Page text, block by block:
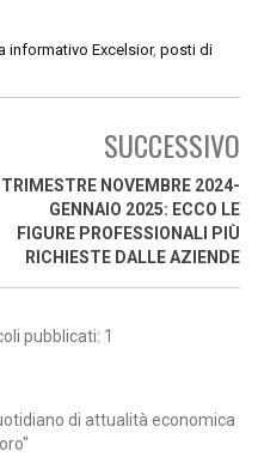
informativo Excelsior, posti di
SUCCESSIVO
TRIMESTRE NOVEMBRE 2024-
GENNAIO 2025: ECCO LE
FIGURE PROFESSIONALI PIÙ
RICHIESTE DALLE AZIENDE
pubblicati: 1
di attualità economica